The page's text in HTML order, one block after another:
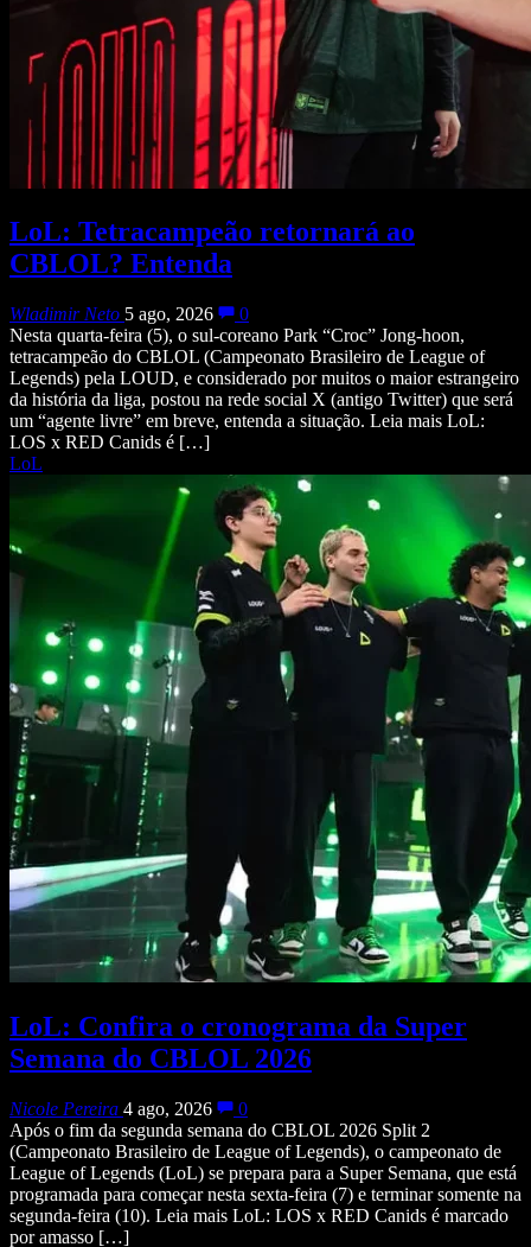
LoL: Tetracampeão retornará ao
CBLOL? Entenda
Wladimir Neto 5 ago, 2026
0
Nesta quarta-feira (5), o sul-coreano Park “Croc” Jong-hoon,
tetracampeão do CBLOL (Campeonato Brasileiro de League of
Legends) pela LOUD, e considerado por muitos o maior estrangeiro
da história da liga, postou na rede social X (antigo Twitter) que será
um “agente livre” em breve, entenda a situação. Leia mais LoL:
LOS x RED Canids é […]
LoL
LoL: Confira o cronograma da Super
Semana do CBLOL 2026
Nicole Pereira 4 ago, 2026
0
Após o fim da segunda semana do CBLOL 2026 Split 2
(Campeonato Brasileiro de League of Legends), o campeonato de
League of Legends (LoL) se prepara para a Super Semana, que está
programada para começar nesta sexta-feira (7) e terminar somente na
segunda-feira (10). Leia mais LoL: LOS x RED Canids é marcado
por amasso […]